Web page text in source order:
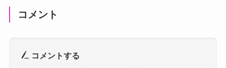
コメント
コメントする